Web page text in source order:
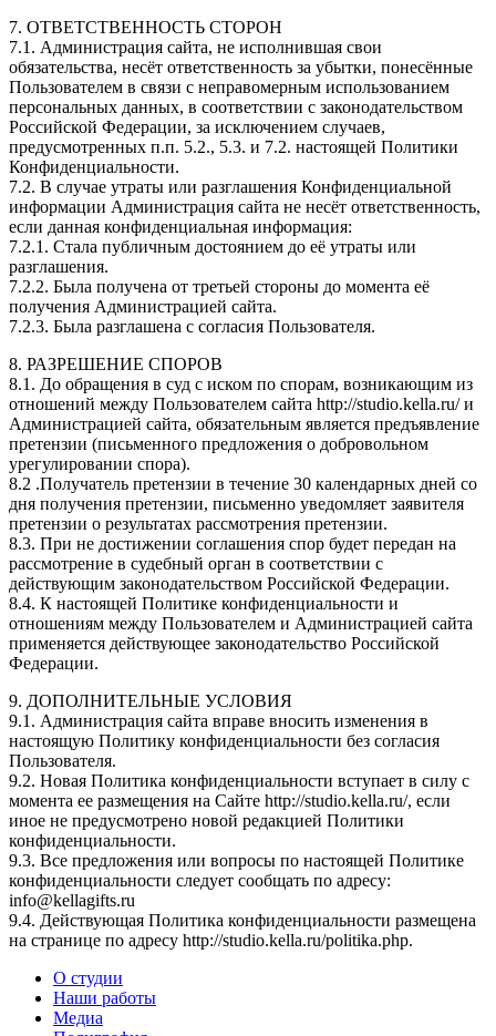
7. ОТВЕТСТВЕННОСТЬ СТОРОН
7.1. Администрация сайта, не исполнившая свои
обязательства, несёт ответственность за убытки, понесённые
Пользователем в связи с неправомерным использованием
персональных данных, в соответствии с законодательством
Российской Федерации, за исключением случаев,
предусмотренных п.п. 5.2., 5.3. и 7.2. настоящей Политики
Конфиденциальности.
7.2. В случае утраты или разглашения Конфиденциальной
информации Администрация сайта не несёт ответственность,
если данная конфиденциальная информация:
7.2.1. Стала публичным достоянием до её утраты или
разглашения.
7.2.2. Была получена от третьей стороны до момента её
получения Администрацией сайта.
7.2.3. Была разглашена с согласия Пользователя.
8. РАЗРЕШЕНИЕ СПОРОВ
8.1. До обращения в суд с иском по спорам, возникающим из
отношений между Пользователем сайта http://studio.kella.ru/ и
Администрацией сайта, обязательным является предъявление
претензии (письменного предложения о добровольном
урегулировании спора).
8.2 .Получатель претензии в течение 30 календарных дней со
дня получения претензии, письменно уведомляет заявителя
претензии о результатах рассмотрения претензии.
8.3. При не достижении соглашения спор будет передан на
рассмотрение в судебный орган в соответствии с
действующим законодательством Российской Федерации.
8.4. К настоящей Политике конфиденциальности и
отношениям между Пользователем и Администрацией сайта
применяется действующее законодательство Российской
Федерации.
9. ДОПОЛНИТЕЛЬНЫЕ УСЛОВИЯ
9.1. Администрация сайта вправе вносить изменения в
настоящую Политику конфиденциальности без согласия
Пользователя.
9.2. Новая Политика конфиденциальности вступает в силу с
момента ее размещения на Сайте http://studio.kella.ru/, если
иное не предусмотрено новой редакцией Политики
конфиденциальности.
9.3. Все предложения или вопросы по настоящей Политике
конфиденциальности следует сообщать по адресу:
info@kellagifts.ru
9.4. Действующая Политика конфиденциальности размещена
на странице по адресу http://studio.kella.ru/politika.php.
О студии
Наши работы
Медиа